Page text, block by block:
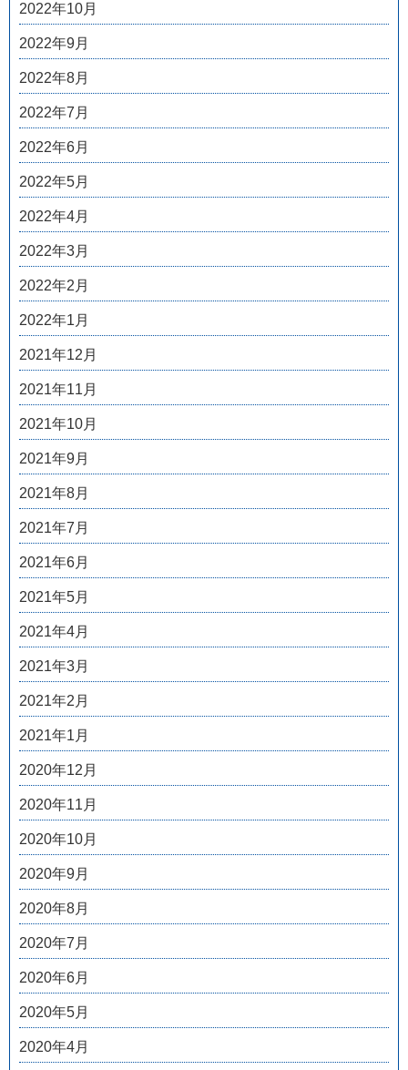
2022年10月
2022年9月
2022年8月
2022年7月
2022年6月
2022年5月
2022年4月
2022年3月
2022年2月
2022年1月
2021年12月
2021年11月
2021年10月
2021年9月
2021年8月
2021年7月
2021年6月
2021年5月
2021年4月
2021年3月
2021年2月
2021年1月
2020年12月
2020年11月
2020年10月
2020年9月
2020年8月
2020年7月
2020年6月
2020年5月
2020年4月